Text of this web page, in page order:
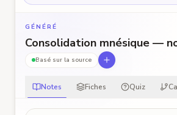
GÉNÉRÉ
Consolidation mnésique —
Basé sur la source
Notes Fiches Quiz